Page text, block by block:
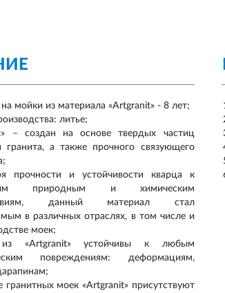
на мойки из материала «Artgranit» - 8 лет;
литье;
– создан на основе твердых частиц
гранита, а также прочного связующего
прочности и устойчивости кварца к
природным и химическим
данный материал стал
в различных отраслях, в том числе и
моек;
«Artgranit» устойчивы к любым
повреждениям: деформациям,
гранитных моек «Artgranit» присутствуют